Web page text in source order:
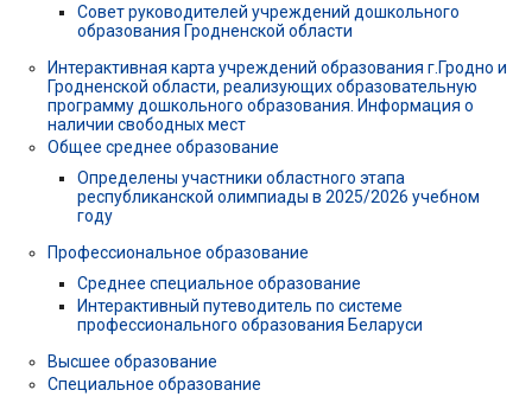
Совет руководителей учреждений дошкольного
образования Гродненской области
Интерактивная карта учреждений образования г.Гродно и
Гродненской области, реализующих образовательную
программу дошкольного образования. Информация о
наличии свободных мест
Общее среднее образование
Определены участники областного этапа
республиканской олимпиады в 2025/2026 учебном
году
Профессиональное образование
Среднее специальное образование
Интерактивный путеводитель по системе
профессионального образования Беларуси
Высшее образование
Специальное образование